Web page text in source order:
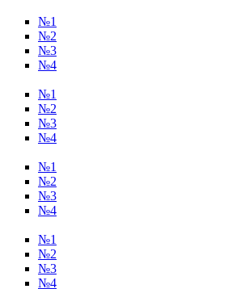
№1
№2
№3
№4
№1
№2
№3
№4
№1
№2
№3
№4
№1
№2
№3
№4